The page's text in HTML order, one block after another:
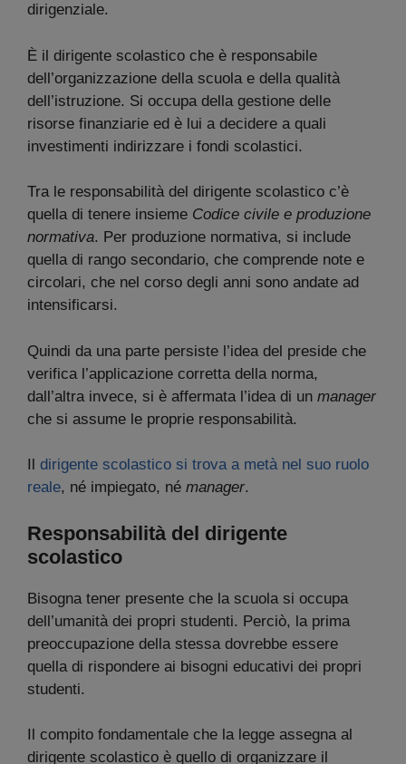
dirigenziale.
È il dirigente scolastico che è responsabile
dell’organizzazione della scuola e della qualità
dell’istruzione. Si occupa della gestione delle
risorse finanziarie ed è lui a decidere a quali
investimenti indirizzare i fondi scolastici.
Tra le responsabilità del dirigente scolastico c’è
quella di tenere insieme Codice civile e produzione
normativa. Per produzione normativa, si include
quella di rango secondario, che comprende note e
circolari, che nel corso degli anni sono andate ad
intensificarsi.
Quindi da una parte persiste l’idea del preside che
verifica l’applicazione corretta della norma,
dall’altra invece, si è affermata l’idea di un manager
che si assume le proprie responsabilità.
dirigente scolastico si trova a metà nel suo ruolo
reale, né impiegato, né manager.
Responsabilità del dirigente
scolastico
Bisogna tener presente che la scuola si occupa
dell’umanità dei propri studenti. Perciò, la prima
preoccupazione della stessa dovrebbe essere
quella di rispondere ai bisogni educativi dei propri
studenti.
Il compito fondamentale che la legge assegna al
dirigente scolastico è quello di organizzare il